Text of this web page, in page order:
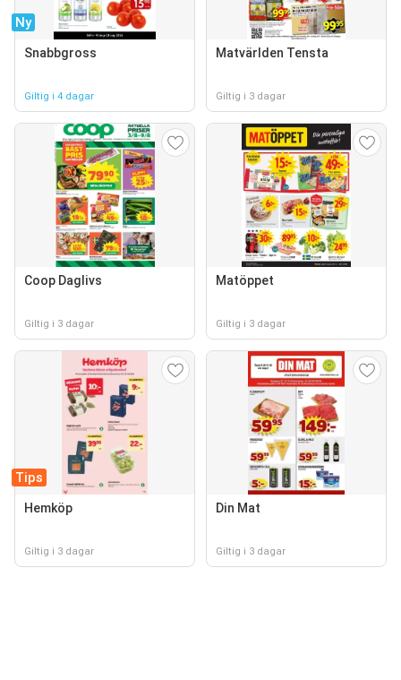
Ny
Snabbgross
Giltig i 4 dagar
Matvärlden Tensta
Giltig i 3 dagar
Coop Daglivs
Giltig i 3 dagar
Matöppet
Giltig i 3 dagar
Tips
Hemköp
Giltig i 3 dagar
Din Mat
Giltig i 3 dagar